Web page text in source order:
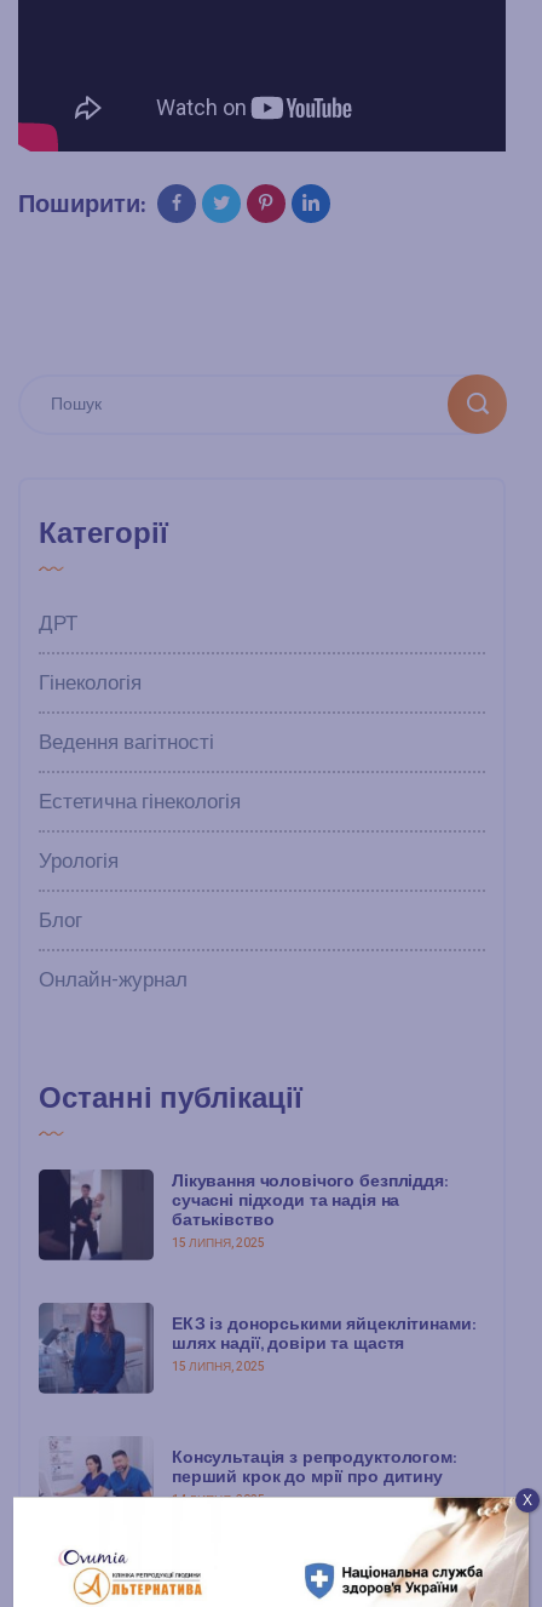
Поширити:
Категорії
ДРТ
Гінекологія
Ведення вагітності
Естетична гінекологія
Урологія
Блог
Онлайн-журнал
Останні публікації
Лікування чоловічого безпліддя:
сучасні підходи та надія на
батьківство
15 ЛИПНЯ, 2025
ЕКЗ із донорськими яйцеклітинами:
шлях надії, довіри та щастя
15 ЛИПНЯ, 2025
Консультація з репродуктологом:
перший крок до мрії про дитину
14 ЛИПНЯ, 2025 Х